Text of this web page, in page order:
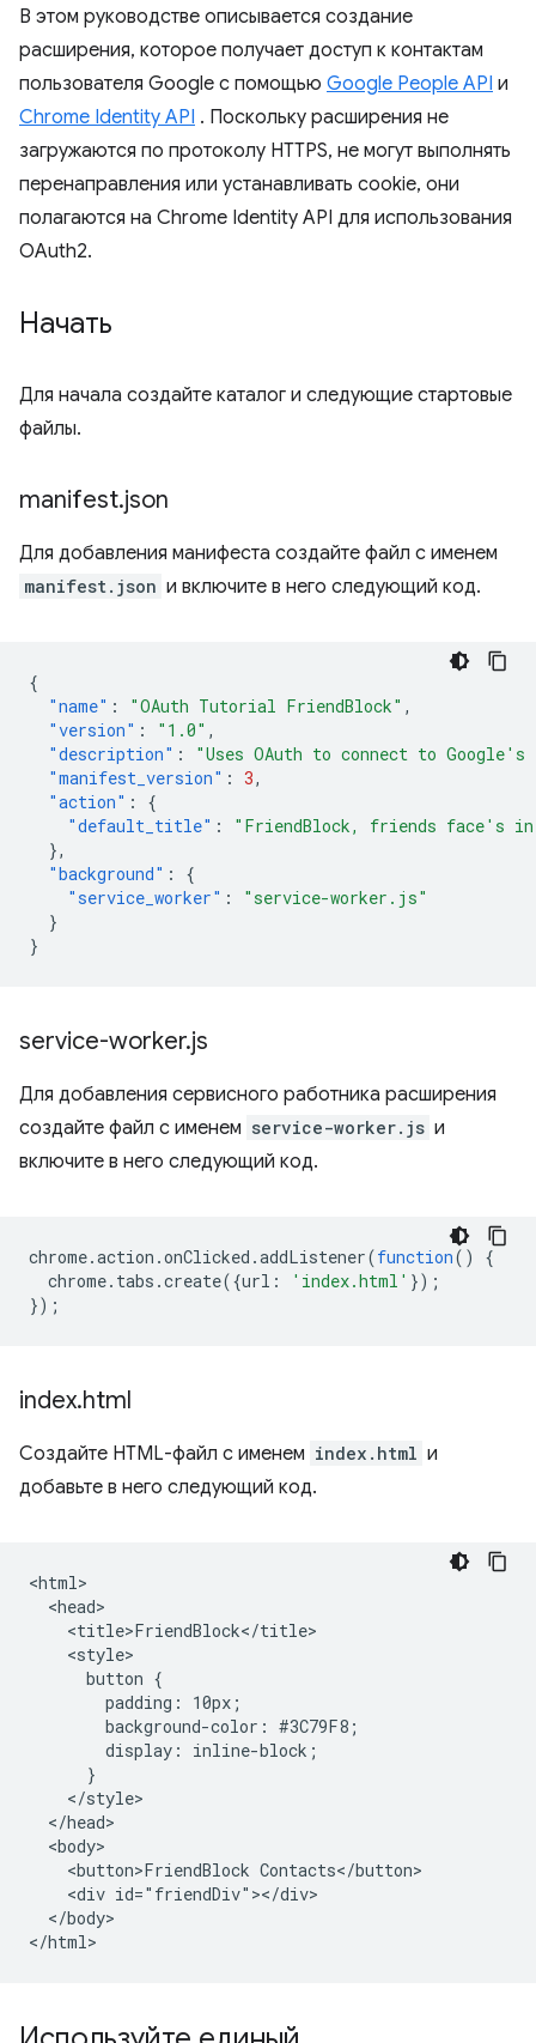
В этом руководстве описывается создание
расширения, которое получает доступ к контактам
пользователя Google с помощью Google People API и
Chrome Identity API . Поскольку расширения не
загружаются по протоколу HTTPS, не могут выполнять
перенаправления или устанавливать cookie, они
полагаются на Chrome Identity API для использования
OAuth2.
Начать
Для начала создайте каталог и следующие стартовые
файлы.
manifest.json
Для добавления манифеста создайте файл с именем
manifest.json и включите в него следующий код.
{
"name" : "OAuth Tutorial FriendBlock" ,
"version" : "1.0" ,
"description" :
"Uses OAuth to connect to
"manifest_version" : 3,
"action" :
{
"default_title" :
"FriendBlock, friends face's
},
"background" :
{
"service_worker" :
"service-worker.js"
}
}
service-worker.js
Для добавления сервисного работника расширения
создайте файл с именем service-worker.js и
включите в него следующий код.
chrome.action .onClicked .addListener(function()
{
chrome. tabs .create({url : 'index.html' });
});
index.html
Создайте HTML-файл с именем index.html и
добавьте в него следующий код.
<html>
  <head>
    <title>FriendBlock</title>
    <style>
      button {
        padding: 10px;
        background-color: #3C79F8;
        display: inline-block;
      }
    </style>
  </head>
  <body>
    <button>FriendBlock Contacts</button>
    <div id="friendDiv"></div>
  </body>